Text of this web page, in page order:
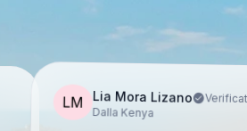
LM Lia Mora Lizano
Dalla Kenya